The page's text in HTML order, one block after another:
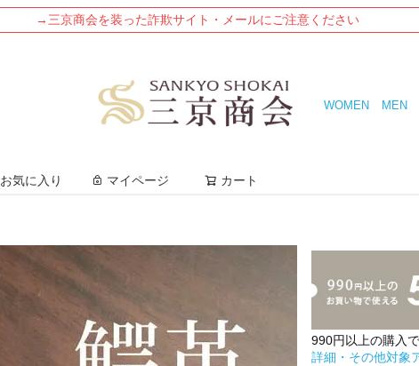
→三京商会を装った詐欺サイト・メールにご注意ください
WOMEN MEN
お気に入り マイページ カート
990円以上の購入
詳細・その他対象